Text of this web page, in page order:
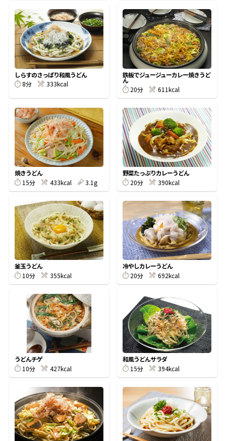
新鮮一番 『氷熟®』
『踊り節』
鰹節屋の
だしパック
だし粉
商品情報一覧
おすすめサイト
新鮮一番
氷熟®︎
しらすのさっぱり和風うどん
8分
333kcal
鉄板でジュージューカレー焼きうど
ん
20分
611kcal
焼きうどん
15分
433kcal 3.1g
野菜たっぷりカレーうどん
20分
390kcal
釜玉うどん
10分
355kcal
冷やしカレーうどん
20分
692kcal
うどんチゲ
10分
427kcal
和風うどんサラダ
15分
394kcal